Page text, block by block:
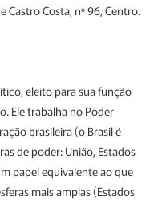
Castro Costa, nº 96, Centro.
eleito para sua função
Ele trabalha no Poder
brasileira (o Brasil é
de poder: União, Estados
papel equivalente ao que
mais amplas (Estados